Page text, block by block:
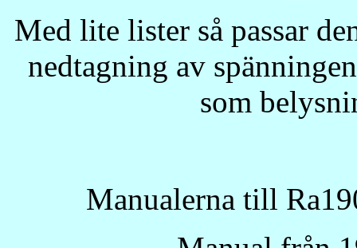
Med lite lister så passar
nedtagning av
som
Manualerna till